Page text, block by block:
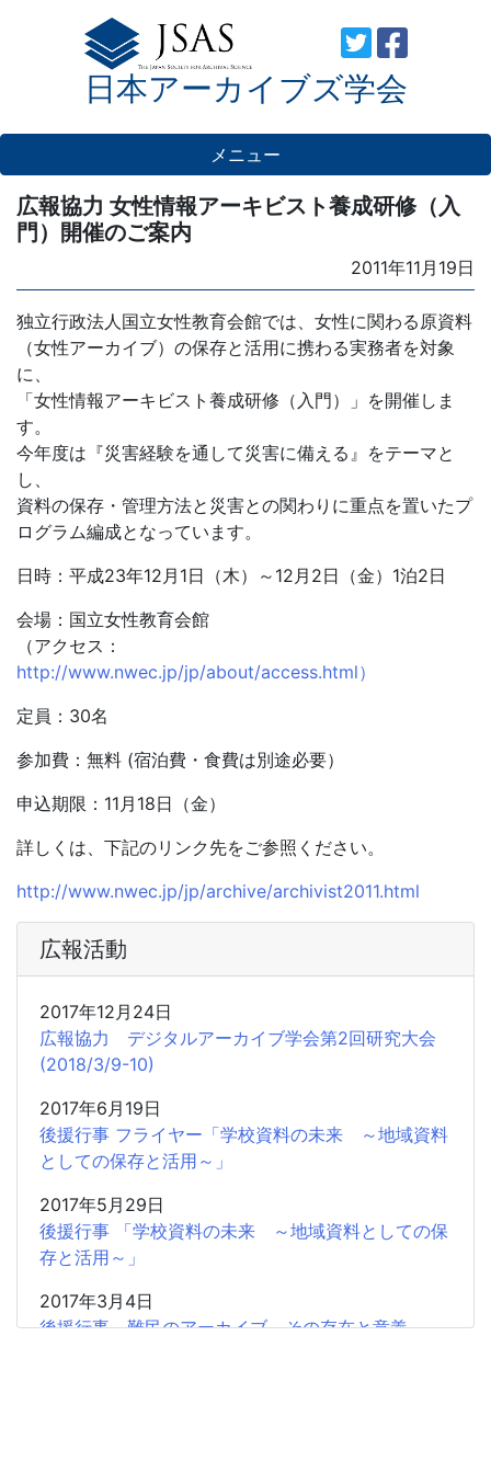
日本アーカイブズ学会
メニュー
広報協力 女性情報アーキビスト養成研修（入
門）開催のご案内
Posted
on
2011年11月19日
独立行政法人国立女性教育会館では、女性に関わる原資料
（女性アーカイブ）の保存と活用に携わる実務者を対象
に、
「女性情報アーキビスト養成研修（入門）」を開催しま
す。
今年度は『災害経験を通して災害に備える』をテーマと
し、
資料の保存・管理方法と災害との関わりに重点を置いたプ
ログラム編成となっています。
日時：平成23年12月1日（木）～12月2日（金）1泊2日
会場：国立女性教育会館
（アクセス：
http://www.nwec.jp/jp/about/access.html）
定員：30名
参加費：無料 (宿泊費・食費は別途必要）
申込期限：11月18日（金）
詳しくは、下記のリンク先をご参照ください。
http://www.nwec.jp/jp/archive/archivist2011.html
広報活動
2017年12月24日
広報協力 デジタルアーカイブ学会第2回研究大会
(2018/3/9-10)
2017年6月19日
後援行事 フライヤー「学校資料の未来 ～地域資料
としての保存と活用～」
2017年5月29日
後援行事 「学校資料の未来 ～地域資料としての保
存と活用～」
2017年3月4日
後援行事 難民のアーカイブ その存在と意義